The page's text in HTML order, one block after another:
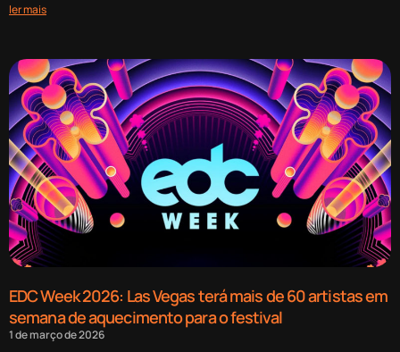
ler mais
EDC Week 2026: Las Vegas terá mais de 60 artistas em
semana de aquecimento para o festival
1 de março de 2026